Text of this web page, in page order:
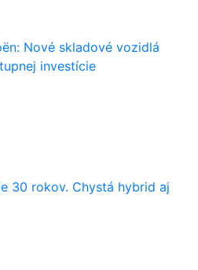
Nové skladové vozidlá
investície
30 rokov. Chystá hybrid aj